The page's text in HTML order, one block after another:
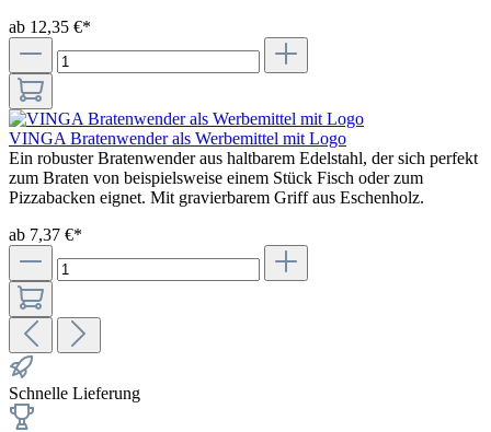
ab 12,35 €*
VINGA Bratenwender als Werbemittel mit Logo
Ein robuster Bratenwender aus haltbarem Edelstahl, der sich perfekt
zum Braten von beispielsweise einem Stück Fisch oder zum
Pizzabacken eignet. Mit gravierbarem Griff aus Eschenholz.
ab 7,37 €*
Schnelle Lieferung